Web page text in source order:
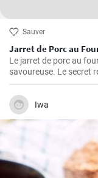
Sauver
Jarret de Porc au
Le jarret de porc au
savoureuse. Le secret
la viande juteuse et
étape par étape pour
Iwa